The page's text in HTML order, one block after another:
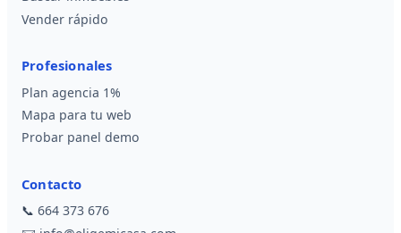
Vender rápido
Profesionales
Plan agencia 1%
Mapa para tu web
Probar panel demo
Contacto
📞 664 373 676